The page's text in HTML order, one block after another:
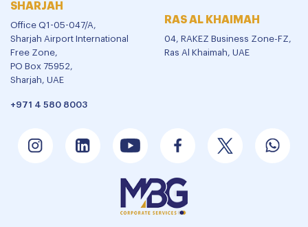
SHARJAH
Office Q1-05-047/A,
Sharjah Airport International
Free Zone,
PO Box 75952,
Sharjah, UAE
+971 4 580 8003
RAS AL KHAIMAH
04, RAKEZ Business Zone-FZ,
Ras Al Khaimah, UAE